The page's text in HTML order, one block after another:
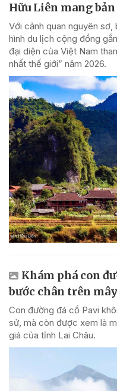
Hữu Liên mang
Với cảnh quan nguyên
hình du lịch cộng đồng
đại diện của Việt Nam
nhất thế giới” năm 2026.
Khám phá con
bước chân trên mây
Con đường đá cổ Pavi
sử, mà còn được xem là
giá của tỉnh Lai Châu.